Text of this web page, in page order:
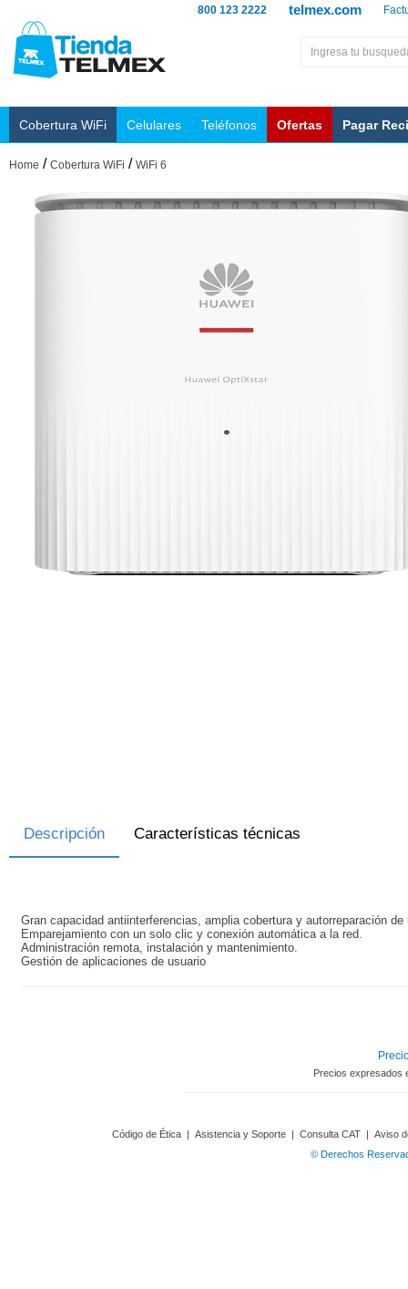
telmex.com
800 123 2222
Cobertura WiFi Celulares Teléfonos Ofertas Pagar
Home / Cobertura WiFi / WiFi 6
Descripción Características técnicas
Gran capacidad antiinterferencias, amplia cobertura y autorreparación de
Emparejamiento con un solo clic y conexión automática a la red.
Administración remota, instalación y mantenimiento.
Gestión de aplicaciones de usuario
Precios expresados
Código de Ética | Asistencia y Soporte | Consulta CAT | Aviso
© Derechos